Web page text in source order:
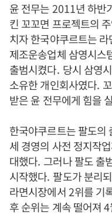
윤 전무는 2011년 하반
킨 꼬꼬면 프로젝트의
치자 한국야쿠르트는
제조운송업체 삼영시스
출범시켰다. 당시 삼영
소유한 개인회사였다.
받은 윤 전무에게 힘을
한국야쿠르트는 팔도의
세 경영의 사전 정지작
대했다. 그러나 팔도 출
시작했다. 팔도가 분리
라면시장에서 2위를 기
후 순위는 계속 떨어져4